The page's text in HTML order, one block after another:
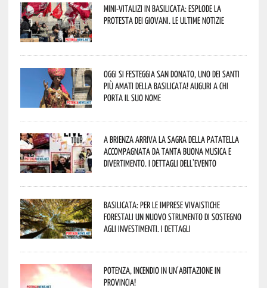
Mini-vitalizi in Basilicata: esplode la
protesta dei giovani. Le ultime notizie
Oggi si festeggia San Donato, uno dei Santi
più amati della Basilicata! Auguri a chi
porta il suo nome
A Brienza arriva la Sagra della Patatella
accompagnata da tanta buona musica e
divertimento. I dettagli dell’evento
Basilicata: per le imprese vivaistiche
forestali un nuovo strumento di sostegno
agli investimenti. I dettagli
Potenza, incendio in un’abitazione in
provincia!